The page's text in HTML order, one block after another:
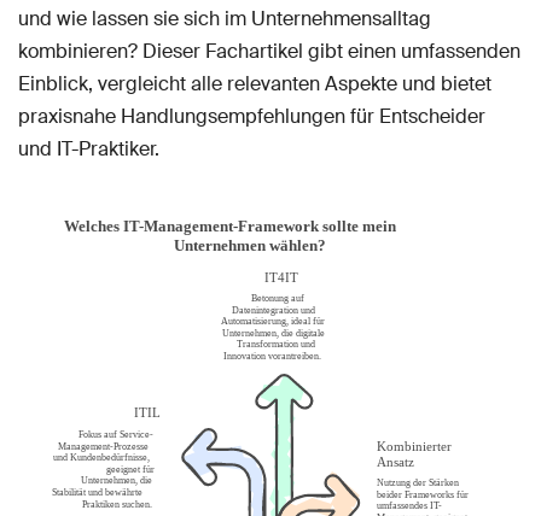
und wie lassen sie sich im Unternehmensalltag
kombinieren? Dieser Fachartikel gibt einen umfassenden
Einblick, vergleicht alle relevanten Aspekte und bietet
praxisnahe Handlungsempfehlungen für Entscheider
und IT-Praktiker.